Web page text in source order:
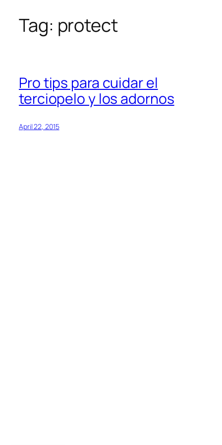
SkipTag: protect
Pro tips para cuidar el
terciopelo y los adornos
April 22, 2015